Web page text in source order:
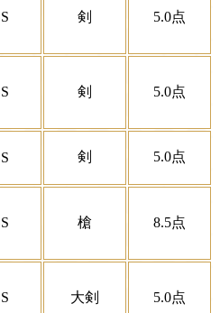
剣 5.0点
剣 5.0点
剣 5.0点
槍 8.5点
大剣 5.0点